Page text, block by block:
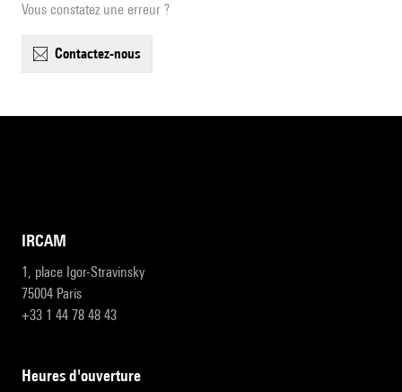
Vous constatez une erreur ?
contactez-nous
IRCAM
1, place Igor-Stravinsky
75004 Paris
+33 1 44 78 48 43
heures d'ouverture